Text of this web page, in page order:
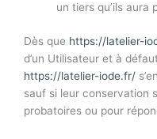
un tiers qu’ils aura
Dès que https://latelier-
d’un Utilisateur et à
https://latelier-iode.fr/
sauf si leur conservation
probatoires ou pour